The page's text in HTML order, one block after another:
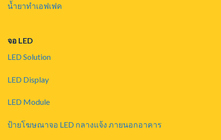
น้ำยาทำเอฟเฟค
จอ LED
LED Solution
LED Display
LED Module
ป้ายโฆษณาจอ LED กลางแจ้ง ภายนอกอาคาร